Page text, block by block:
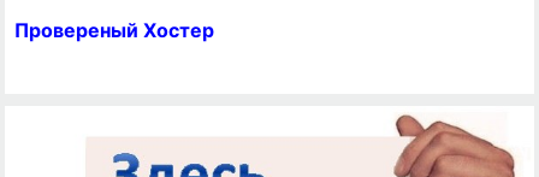
Провереный Хостер